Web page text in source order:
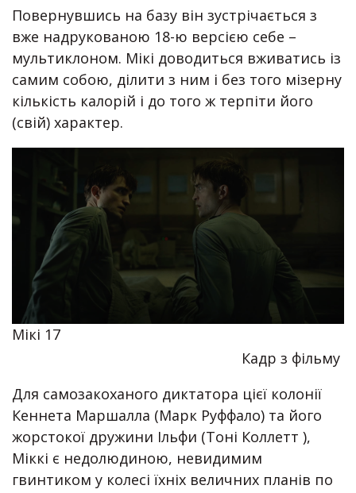
Повернувшись на базу він зустрічається з
вже надрукованою 18-ю версією себе –
мультиклоном. Мікі доводиться вживатись із
самим собою, ділити з ним і без того мізерну
кількість калорій і до того ж терпіти його
(свій) характер.
Мікі 17
Кадр з фільму
Для самозакоханого диктатора цієї колонії
Кеннета Маршалла (Марк Руффало) та його
жорстокої дружини Ільфи (Тоні Коллетт ),
Міккі є недолюдиною, невидимим
гвинтиком у колесі їхніх величних планів по